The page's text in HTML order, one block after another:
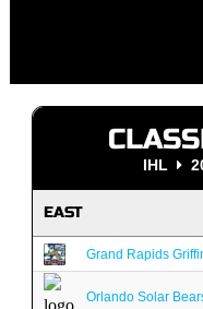
IHL
EAST
Grand Rapids
Orlando Solar